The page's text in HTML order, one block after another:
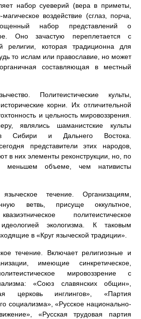
набор суеверий (вера в приметы,
магическое воздействие (сглаз, порча,
набор представлений о
Оно зачастую переплетается с
религии, которая традиционна для
то ислам или православие, но может
составляющая в местный
Политеистические культы,
корни. Их отличительной
и цельность мировоззрения.
являлись шаманистские культы
Сибири и Дальнего Востока.
представители этих народов,
в них элементы реконструкции, но, по
меньшем объеме, чем нативисты
течение. Организациям,
ветвь, присуще оккультное,
политеистическое
экологизма. К таковым
в «Круг языческой традиции».
течение. Включает религиозные и
имеющие синкретическое,
мировоззрение с
«Союз славянских общин»,
церковь инглингов», «Партия
социализма», «Русское национально-
«Русская трудовая партия